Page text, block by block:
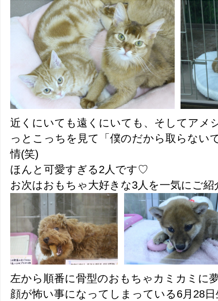
近くにいても遠くにいても、そしてアメ
っとこっちを見て「僕のだから取らない
情(笑)
ほんと可愛すぎる2人です♡
お次はおもちゃ大好きな3人を一気にご紹
左から順番に骨型のおもちゃカミカミに
顔が怖い事になってしまっている6月28